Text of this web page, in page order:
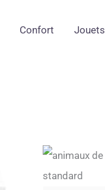
Confort
Jouets